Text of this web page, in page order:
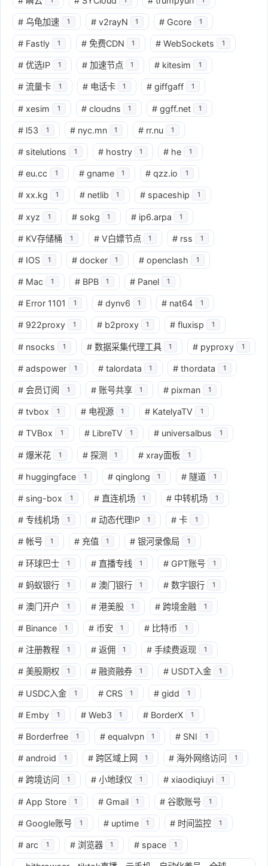
# 乌龟加速 1 # v2rayN 1 # Gcore 1
# Fastly 1 # 免费CDN 1 # WebSockets 1
# 优选IP 1 # 加速节点 1 # kitesim 1
# 流量卡 1 # 电话卡 1 # giffgaff 1
# xesim 1 # cloudns 1 # ggff.net 1
# l53 1 # nyc.mn 1 # rr.nu 1
# sitelutions 1 # hostry 1 # he 1
# eu.cc 1 # gname 1 # qzz.io 1
# xx.kg 1 # netlib 1 # spaceship 1
# xyz 1 # sokg 1 # ip6.arpa 1
# KV存储桶 1 # V白嫖节点 1 # rss 1
# IOS 1 # docker 1 # openclash 1
# Mac 1 # BPB 1 # Panel 1
# Error 1101 1 # dynv6 1 # nat64 1
# 922proxy 1 # b2proxy 1 # fluxisp 1
# nsocks 1 # 数据采集代理工具 1 # pyproxy 1
# adspower 1 # talordata 1 # thordata 1
# 会员订阅 1 # 账号共享 1 # pixman 1
# tvbox 1 # 电视源 1 # KatelyaTV 1
# TVBox 1 # LibreTV 1 # universalbus 1
# 爆米花 1 # 探测 1 # xray面板 1
# huggingface 1 # qinglong 1 # 隧道 1
# sing-box 1 # 直连机场 1 # 中转机场 1
# 专线机场 1 # 动态代理IP 1 # 卡 1
# 帐号 1 # 充值 1 # 银河录像局 1
# 环球巴士 1 # 直播专线 1 # GPT账号 1
# 蚂蚁银行 1 # 澳门银行 1 # 数字银行 1
# 澳门开户 1 # 港美股 1 # 跨境金融 1
# Binance 1 # 币安 1 # 比特币 1
# 注册教程 1 # 返佣 1 # 手续费返现 1
# 美股期权 1 # 融资融券 1 # USDT入金 1
# USDC入金 1 # CRS 1 # gidd 1
# Emby 1 # Web3 1 # BorderX 1
# Borderfree 1 # equalvpn 1 # SNI 1
# android 1 # 跨区域上网 1 # 海外网络访问 1
# 跨境访问 1 # 小地球仪 1 # xiaodiqiuyi 1
# App Store 1 # Gmail 1 # 谷歌账号 1
# Google账号 1 # uptime 1 # 时间监控 1
# arc 1 # 浏览器 1 # space 1